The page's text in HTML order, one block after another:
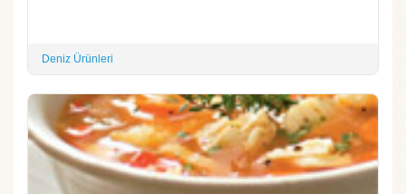
Deniz Ürünleri